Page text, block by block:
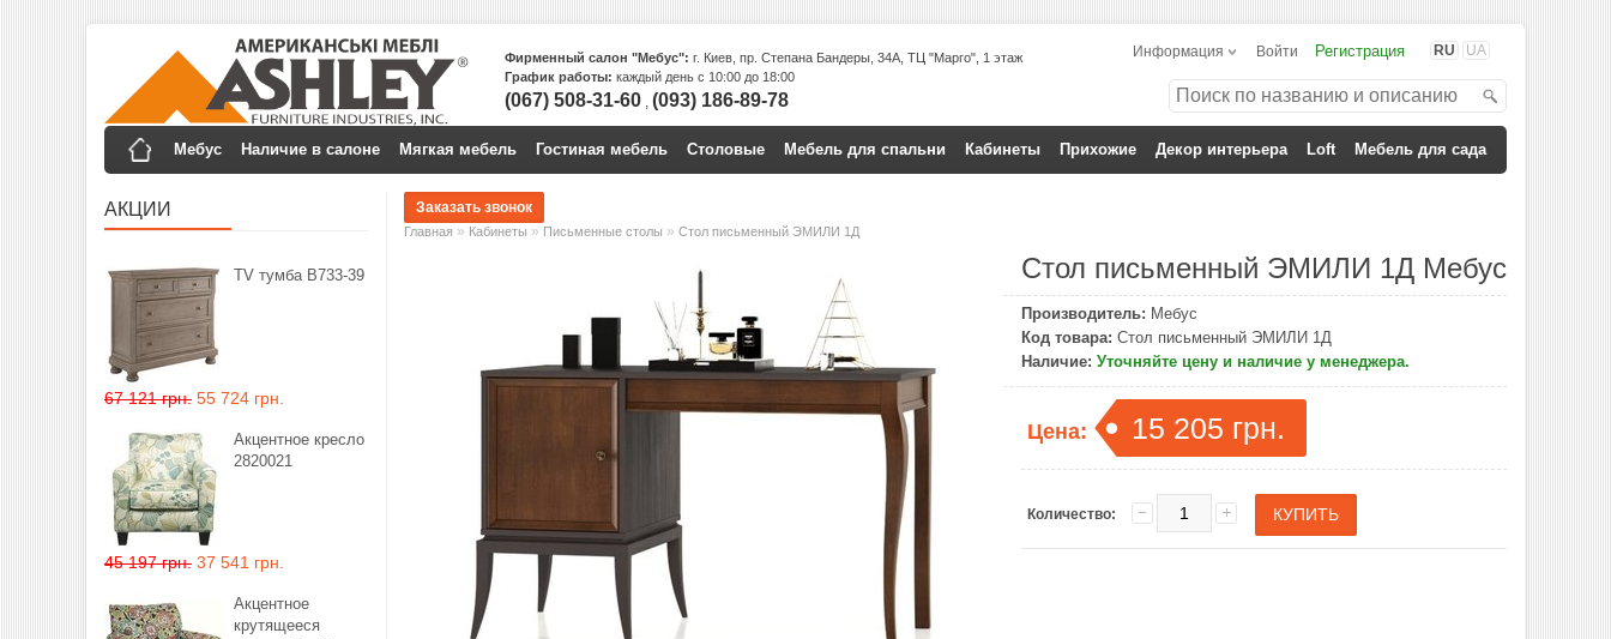
Фирменный салон "Мебус": г. Киев, пр. Степана Бандеры, 34А, ТЦ "Марго", 1 этаж
График работы: каждый день с 10:00 до 18:00
(067) 508-31-60 ,(093) 186-89-78
RU UA
Информация Войти Регистрация
Мебус Наличие в салоне Мягкая мебель Гостиная мебель Столовые Мебель для спальни Кабинеты Прихожие Декор интерьера Loft Мебель для сада
АКЦИИ
TV тумба B733-39
67 121 грн. 55 724 грн.
Акцентное кресло
2820021
45 197 грн. 37 541 грн.
Акцентное
крутящееся
Главная » Кабинеты » Письменные столы » Стол письменный ЭМИЛИ 1Д
Стол письменный ЭМИЛИ 1Д Мебус
Производитель: Мебус
Код товара: Стол письменный ЭМИЛИ 1Д
Наличие: Уточняйте цену и наличие у менеджера.
Цена: 15 205 грн.
Количество: